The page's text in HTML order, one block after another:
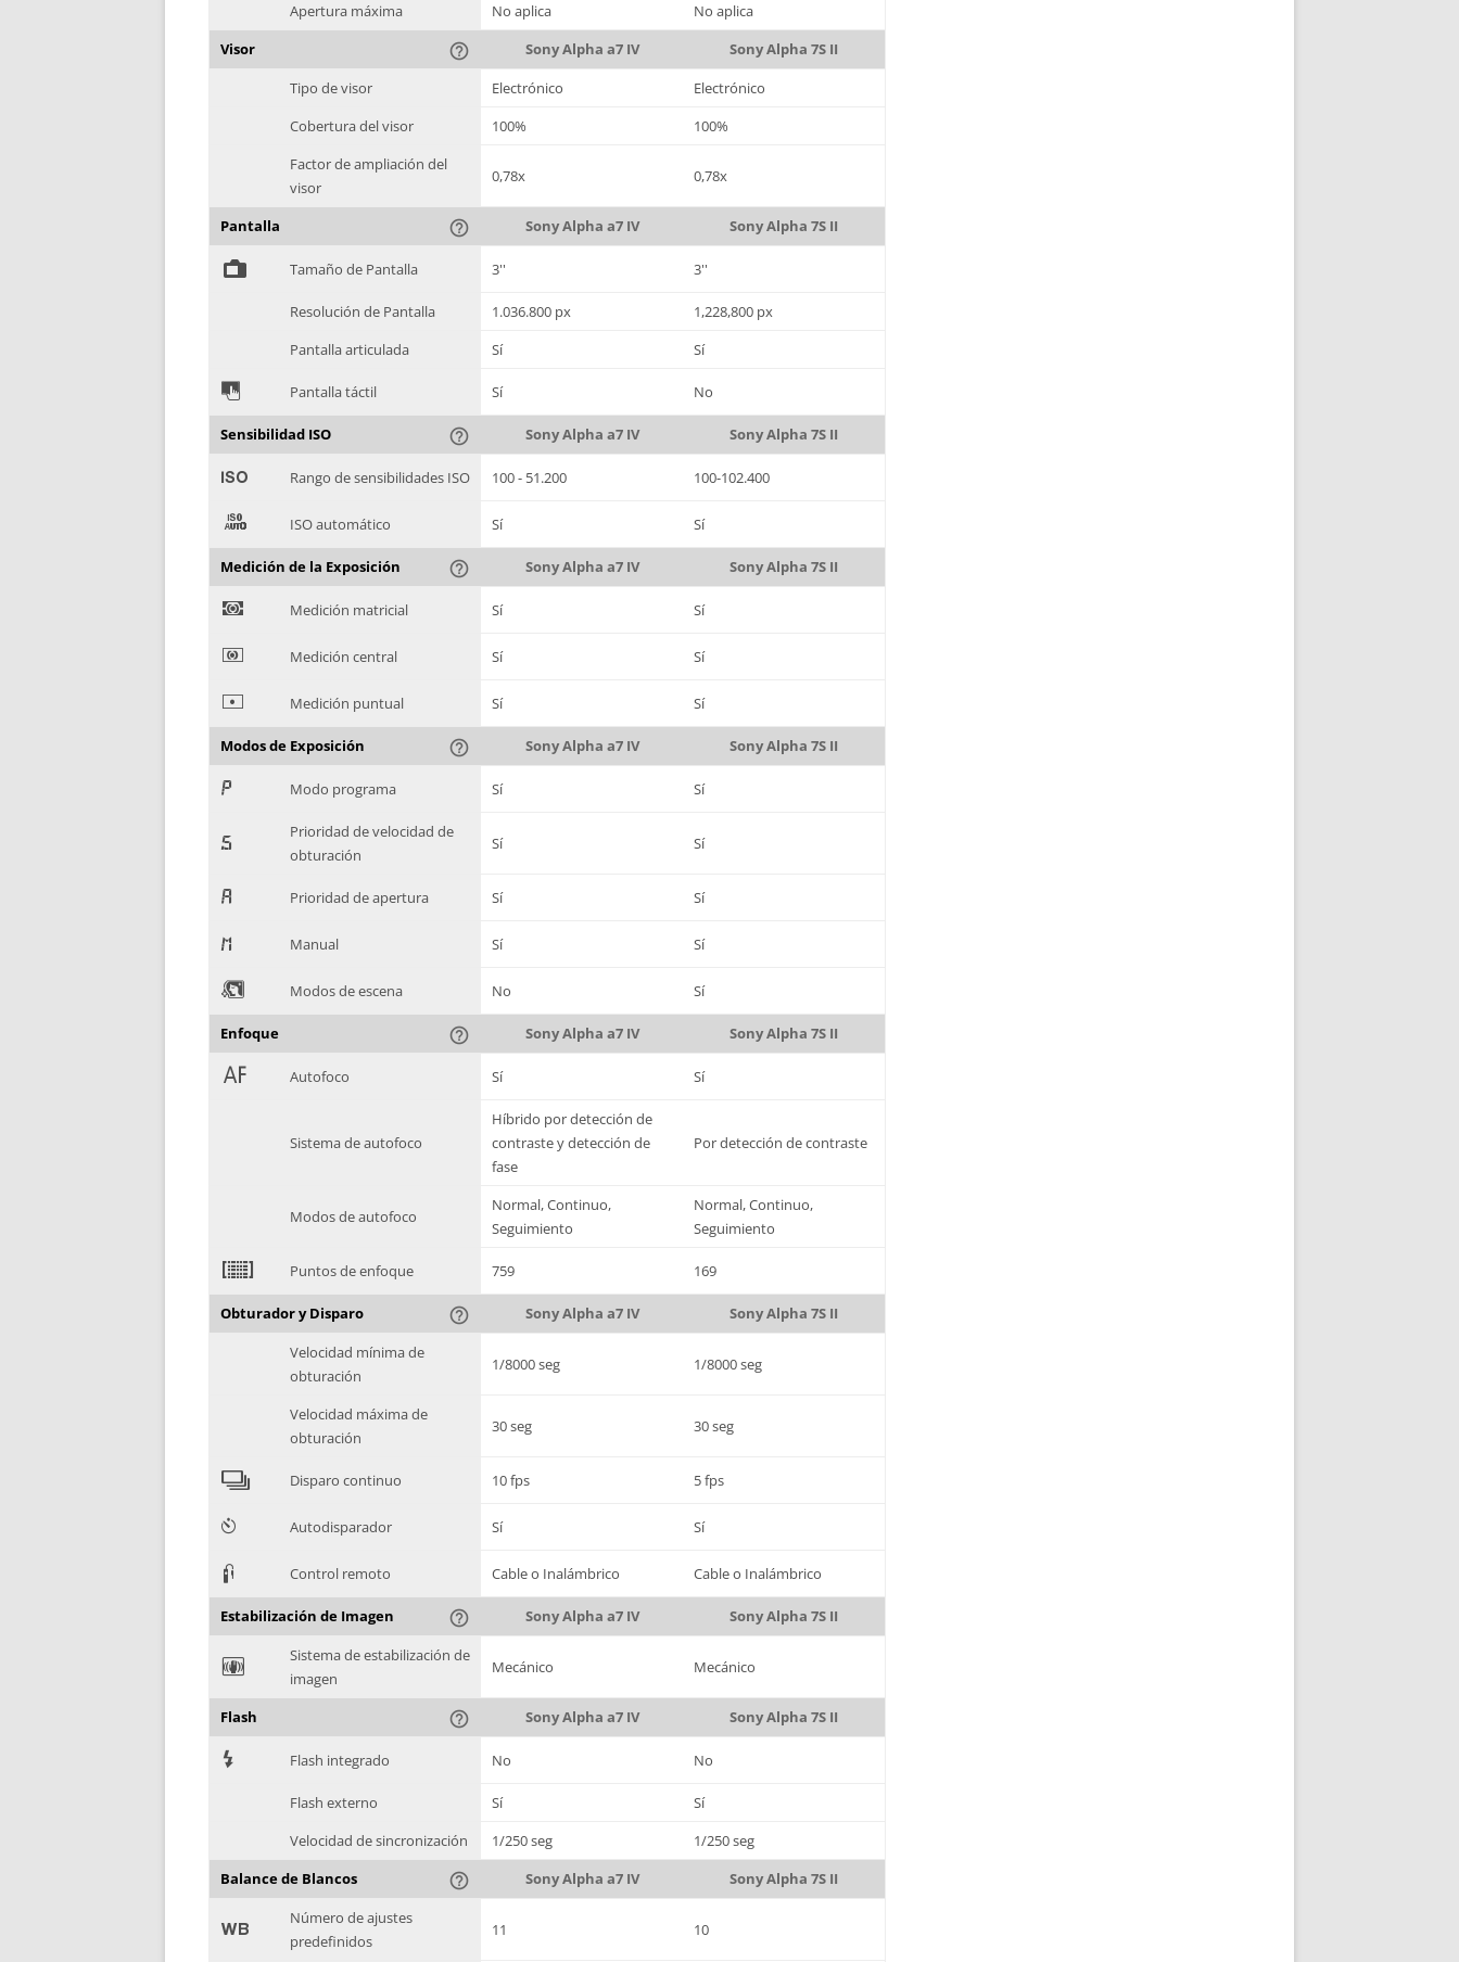
Apertura máxima
No aplica
No aplica
Visor
help_outline Sony Alpha a7 IV
Sony Alpha 7S II
Tipo de visor
Electrónico
Electrónico
Cobertura del visor
100%
100%
Factor de ampliación del
visor
0,78x 0,78x
Pantalla help_outline Sony Alpha a7 IV Sony Alpha 7S II
% Tamaño de Pantalla 3'' 3''
Resolución de Pantalla 1.036.800 px
1,228,800 px
Pantalla articulada
Sí Sí
& Pantalla táctil Sí No
Sensibilidad ISO help_outline Sony Alpha a7 IV Sony Alpha 7S II
' Rango de sensibilidades ISO 100 - 51.200 100-102.400
( ISO automático Sí Sí
Medición de la Exposición help_outline Sony Alpha a7 IV Sony Alpha 7S II
) Medición matricial Sí Sí
* Medición central Sí Sí
+ Medición puntual Sí Sí
Modos de Exposición help_outline Sony Alpha a7 IV Sony Alpha 7S II
, Modo programa Sí Sí
-
Prioridad de velocidad de
obturación
Sí Sí
. Prioridad de apertura Sí Sí
/ Manual Sí Sí
0 Modos de escena No Sí
Enfoque help_outline Sony Alpha a7 IV Sony Alpha 7S II
1 Autofoco Sí Sí
Sistema de autofoco
Híbrido por detección de
contraste y detección de
fase
Por detección de contraste
Modos de autofoco
Normal, Continuo,
Seguimiento
Normal, Continuo,
Seguimiento
2 Puntos de enfoque 759 169
Obturador y Disparo help_outline Sony Alpha a7 IV
Sony Alpha 7S II
Velocidad mínima de
obturación
1/8000 seg 1/8000 seg
Velocidad máxima de
obturación
30 seg 30 seg
4 Disparo continuo 10 fps 5 fps
6 Autodisparador Sí Sí
3 Control remoto Cable o Inalámbrico Cable o Inalámbrico
Estabilización de Imagen help_outline Sony Alpha a7 IV Sony Alpha 7S II
F
Sistema de estabilización de
imagen
Mecánico Mecánico
Flash help_outline Sony Alpha a7 IV Sony Alpha 7S II
7 Flash integrado No No
Flash externo Sí
Sí
Velocidad de sincronización
1/250 seg
1/250 seg
Balance de Blancos
help_outline Sony Alpha a7 IV Sony Alpha 7S II
9
Número de ajustes
predefinidos
11 10